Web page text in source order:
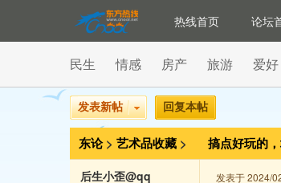
热线首页 论坛
民生 情感 房产 旅游 爱好
发表新帖 回复本帖
东论 > 艺术品收藏 > 搞点好玩的
发表于 2024/
后生小歪@qq